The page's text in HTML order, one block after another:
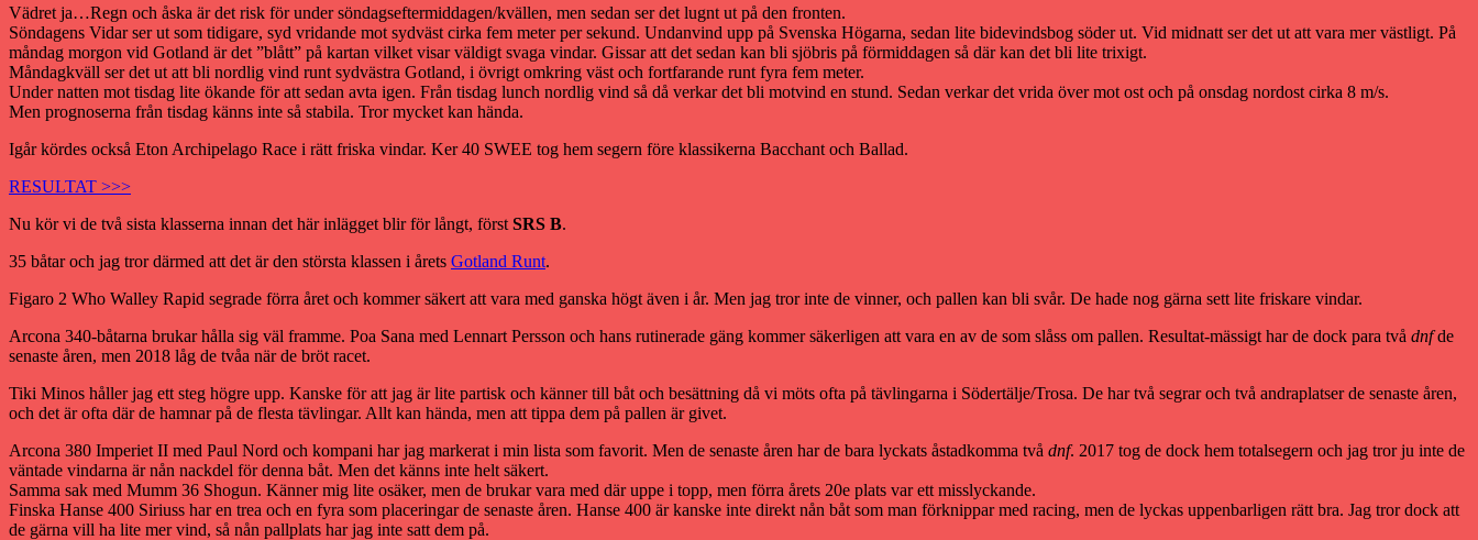
Vädret ja…Regn och åska är det risk för under söndagseftermiddagen/kvällen, men sedan ser det lugnt ut på den fronten.
Söndagens Vidar ser ut som tidigare, syd vridande mot sydväst cirka fem meter per sekund. Undanvind upp på Svenska Högarna, sedan lite bidevindsbog söder ut. Vid midnatt ser det ut att vara mer västligt. På
måndag morgon vid Gotland är det ”blått” på kartan vilket visar väldigt svaga vindar. Gissar att det sedan kan bli sjöbris på förmiddagen så där kan det bli lite trixigt.
Måndagkväll ser det ut att bli nordlig vind runt sydvästra Gotland, i övrigt omkring väst och fortfarande runt fyra fem meter.
Under natten mot tisdag lite ökande för att sedan avta igen. Från tisdag lunch nordlig vind så då verkar det bli motvind en stund. Sedan verkar det vrida över mot ost och på onsdag nordost cirka 8 m/s.
Men prognoserna från tisdag känns inte så stabila. Tror mycket kan hända.
Igår kördes också Eton Archipelago Race i rätt friska vindar. Ker 40 SWEE tog hem segern före klassikerna Bacchant och Ballad.
RESULTAT >>>
Nu kör vi de två sista klasserna innan det här inlägget blir för långt, först SRS B.
35 båtar och jag tror därmed att det är den största klassen i årets Gotland Runt.
Figaro 2 Who Walley Rapid segrade förra året och kommer säkert att vara med ganska högt även i år. Men jag tror inte de vinner, och pallen kan bli svår. De hade nog gärna sett lite friskare vindar.
Arcona 340-båtarna brukar hålla sig väl framme. Poa Sana med Lennart Persson och hans rutinerade gäng kommer säkerligen att vara en av de som slåss om pallen. Resultat-mässigt har de dock para två dnfde
senaste åren, men 2018 låg de tvåa när de bröt racet.
Tiki Minos håller jag ett steg högre upp. Kanske för att jag är lite partisk och känner till båt och besättning då vi möts ofta på tävlingarna i Södertälje/Trosa. De har två segrar och två andraplatser de senaste åren,
och det är ofta där de hamnar på de flesta tävlingar. Allt kan hända, men att tippa dem på pallen är givet.
Arcona 380 Imperiet II med Paul Nord och kompani har jag markerat i min lista som favorit. Men de senaste åren har de bara lyckats åstadkomma två dnf. 2017 tog de dock hem totalsegern och jag tror ju inte de
väntade vindarna är nån nackdel för denna båt. Men det känns inte helt säkert.
Samma sak med Mumm 36 Shogun. Känner mig lite osäker, men de brukar vara med där uppe i topp, men förra årets 20e plats var ett misslyckande.
Finska Hanse 400 Siriuss har en trea och en fyra som placeringar de senaste åren. Hanse 400 är kanske inte direkt nån båt som man förknippar med racing, men de lyckas uppenbarligen rätt bra. Jag tror dock att
de gärna vill ha lite mer vind, så nån pallplats har jag inte satt dem på.